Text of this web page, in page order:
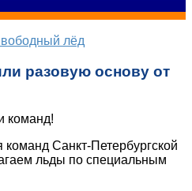
лёд
разовую основу от
команд!
Санкт-Петербургской
льды по специальным